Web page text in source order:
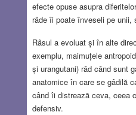
efecte opuse asupra
râde îi poate înveseli pe unii,
Râsul a evoluat și în alte
exemplu, maimuțele
și urangutani) râd când sunt
anatomice în care se gâdilă
când îi distrează ceva, ceea
defensiv.